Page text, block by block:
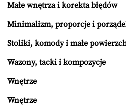
Małe wnętrza i korekta błędów
Minimalizm, proporcje i
Stoliki, komody i małe
Wazony, tacki i kompozycje
Wnętrze
Wnętrze